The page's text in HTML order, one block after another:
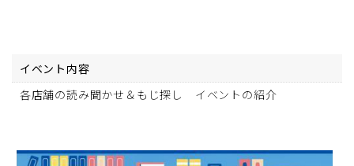
イベント内容
各店舗の読み聞かせ＆もじ探し イベントの紹介